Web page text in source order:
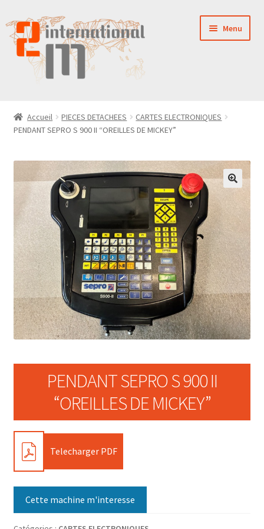
Aller
à
la
navigation
Aller
au
contenu
Menu
NOUVEAUTÉS
VENTES
PIÈCES DÉTACHÉES
CONTACT
Accueil PIECES DETACHEES
CARTES ELECTRONIQUES
PENDANT SEPRO S 900 II “OREILLES DE MICKEY”
PENDANT SEPRO S 900 II
“OREILLES DE MICKEY”
PDF Telecharger PDF
Cette machine m'interesse